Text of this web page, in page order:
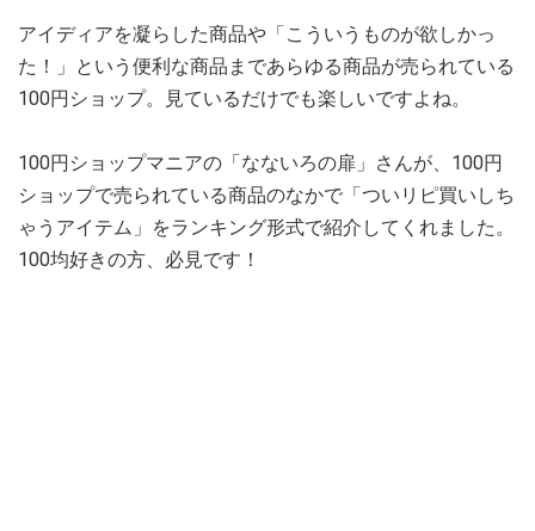
アイディアを凝らした商品や「こういうものが欲しかっ
た！」という便利な商品まであらゆる商品が売られている
100円ショップ。見ているだけでも楽しいですよね。
100円ショップマニアの「なないろの扉」さんが、100円
ショップで売られている商品のなかで「ついリピ買いしち
ゃうアイテム」をランキング形式で紹介してくれました。
100均好きの方、必見です！